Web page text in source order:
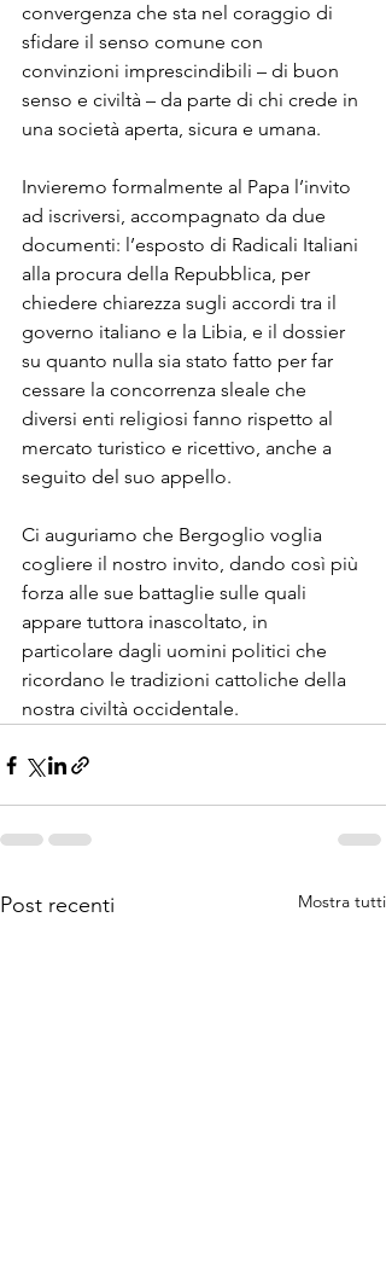
convergenza che sta nel coraggio di
sfidare il senso comune con
convinzioni imprescindibili – di buon
senso e civiltà – da parte di chi crede in
una società aperta, sicura e umana.
Invieremo formalmente al Papa l’invito
ad iscriversi, accompagnato da due
documenti: l’esposto di Radicali Italiani
alla procura della Repubblica, per
chiedere chiarezza sugli accordi tra il
governo italiano e la Libia, e il dossier
su quanto nulla sia stato fatto per far
cessare la concorrenza sleale che
diversi enti religiosi fanno rispetto al
mercato turistico e ricettivo, anche a
seguito del suo appello.
Ci auguriamo che Bergoglio voglia
cogliere il nostro invito, dando così più
forza alle sue battaglie sulle quali
appare tuttora inascoltato, in
particolare dagli uomini politici che
ricordano le tradizioni cattoliche della
nostra civiltà occidentale.
Post recenti Mostra tutti